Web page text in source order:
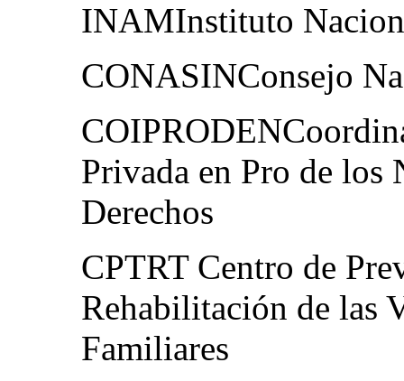
INAMInstituto
CONASINConsejo
Privada en Pro de los
Derechos
CPTRT Centro de
Rehabilitación de las
Familiares